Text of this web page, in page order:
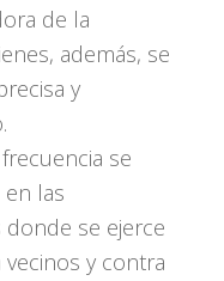
de la
además, se
y
se
las
se ejerce
y contra